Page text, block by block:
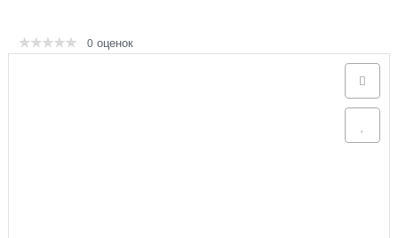
0 оценок